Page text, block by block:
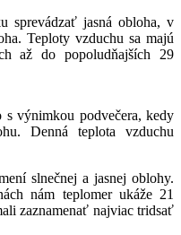
sprevádzať jasná obloha, v
Teploty vzduchu sa majú
až do popoludňajších 29
s výnimkou podvečera, kedy
Denná teplota vzduchu
slnečnej a jasnej oblohy.
nám teplomer ukáže 21
zaznamenať najviac tridsať